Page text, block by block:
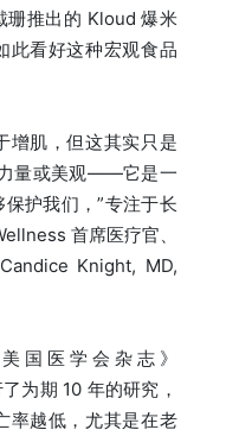
珊推出的 Kloud 爆米
此看好这种宏观食品
增肌，但这其实只是
量或美观——它是一
护我们，”专注于长
首席医疗官、
Knight, MD,
国医学会杂志》
为期 10 年的研究，
率越低，尤其是在老